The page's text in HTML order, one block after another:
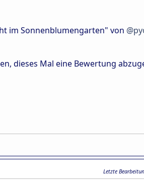
im Sonnenblumengarten" von
dieses Mal eine Bewertung
Letzte